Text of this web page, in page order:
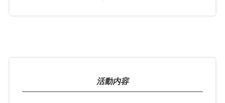
活動内容